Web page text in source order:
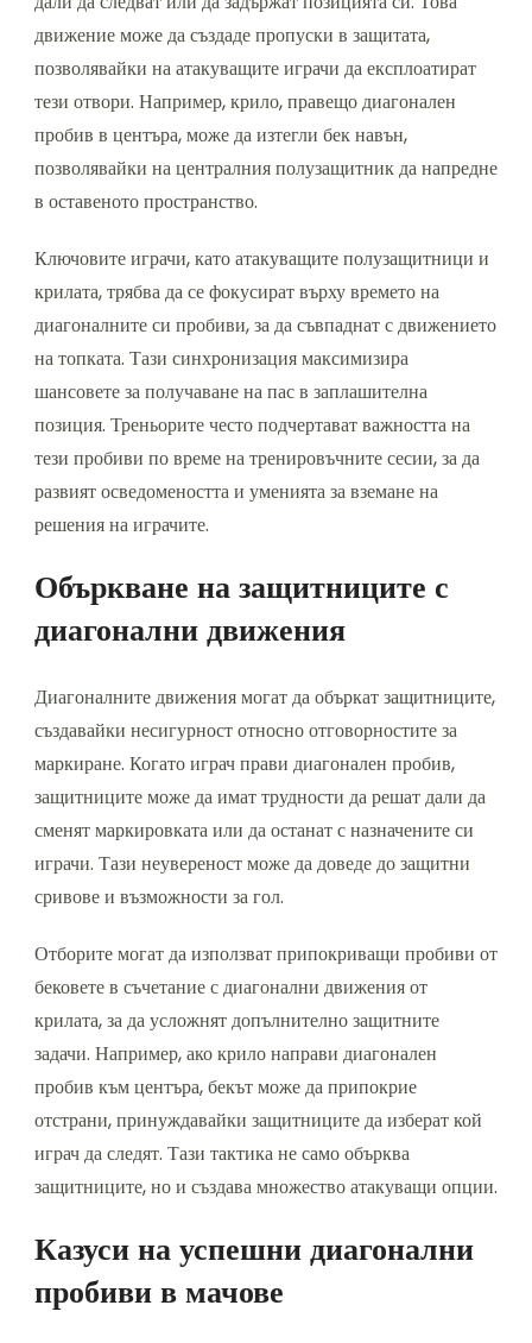
движение може да създаде пропуски в защитата,
позволявайки на атакуващите играчи да експлоатират
тези отвори. Например, крило, правещо диагонален
пробив в центъра, може да изтегли бек навън,
позволявайки на централния полузащитник да напредне
в оставеното пространство.
Ключовите играчи, като атакуващите полузащитници и
крилата, трябва да се фокусират върху времето на
диагоналните си пробиви, за да съвпаднат с движението
на топката. Тази синхронизация максимизира
шансовете за получаване на пас в заплашителна
позиция. Треньорите често подчертават важността на
тези пробиви по време на тренировъчните сесии, за да
развият осведомеността и уменията за вземане на
решения на играчите.
Объркване на защитниците с
диагонални движения
Диагоналните движения могат да объркат защитниците,
създавайки несигурност относно отговорностите за
маркиране. Когато играч прави диагонален пробив,
защитниците може да имат трудности да решат дали да
сменят маркировката или да останат с назначените си
играчи. Тази неувереност може да доведе до защитни
сривове и възможности за гол.
Отборите могат да използват припокриващи пробиви от
бековете в съчетание с диагонални движения от
крилата, за да усложнят допълнително защитните
задачи. Например, ако крило направи диагонален
пробив към центъра, бекът може да припокрие
отстрани, принуждавайки защитниците да изберат кой
играч да следят. Тази тактика не само обърква
защитниците, но и създава множество атакуващи опции.
Казуси на успешни диагонални
пробиви в мачове